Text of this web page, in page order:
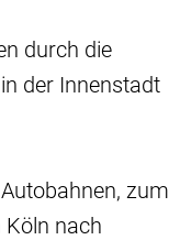
durch die
der Innenstadt
zum
Köln nach